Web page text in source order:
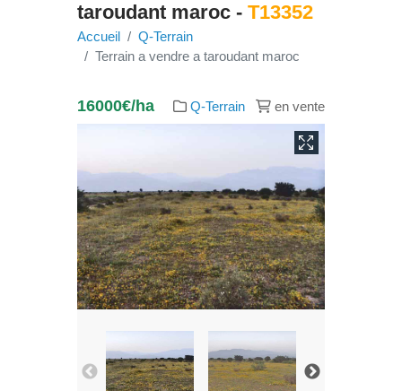
taroudant maroc - T13352
Accueil
Q-Terrain
Terrain a vendre a taroudant maroc
16000€/ha Q-Terrain en vente